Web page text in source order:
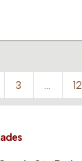
3 12